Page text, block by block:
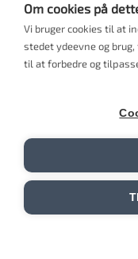
Om cookies på
Vi bruger cookies til at
stedet ydeevne og
til at forbedre og